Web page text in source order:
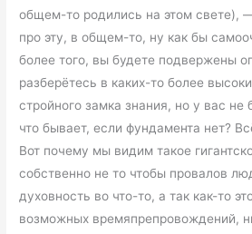
общем-то родились на этом свете),
про эту, в общем-то, ну как бы
более того, вы будете подвержены
разберётесь в каких-то более
стройного замка знания, но у вас не
что бывает, если фундамента нет?
Вот почему мы видим такое
собственно не то чтобы провалов
духовность во что-то, а так как-то
возможных времяпрепровождений,